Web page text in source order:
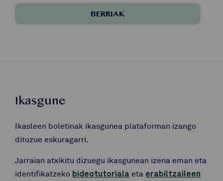
BERRIAK
Ikasgune
Ikasleen boletinak ikasgunea plataforman izango
dituzue eskuragarri.
Jarraian atxikitu dizuegu ikasgunean izena eman eta
identifikatzeko bideotutoriala eta erabiltzaileen